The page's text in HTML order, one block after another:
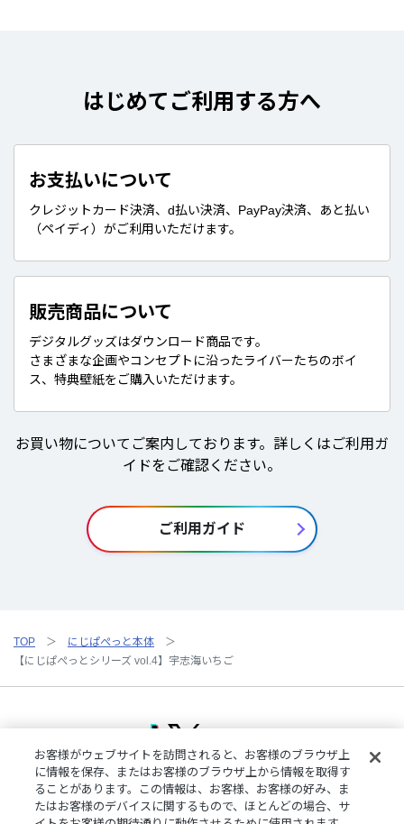
はじめてご利用する方へ
お支払いについて
クレジットカード決済、d払い決済、PayPay決済、あと払い
（ペイディ）がご利用いただけます。
販売商品について
デジタルグッズはダウンロード商品です。
さまざまな企画やコンセプトに沿ったライバーたちのボイ
ス、特典壁紙をご購入いただけます。
お買い物についてご案内しております。詳しくはご利用ガ
イドをご確認ください。
ご利用ガイド
TOP
にじぱぺっと本体
【にじぱぺっとシリーズ vol.4】宇志海いちご
ご利用規約プライバシーポリシー
特定商取引法に基づく表記
ご利用ガイドよくある質問お問い合わせにじさんじ公式サイト
お客様がウェブサイトを訪問されると、お客様のブラウザ上
に情報を保存、またはお客様のブラウザ上から情報を取得す
ることがあります。この情報は、お客様、お客様の好み、ま
たはお客様のデバイスに関するもので、ほとんどの場合、サ